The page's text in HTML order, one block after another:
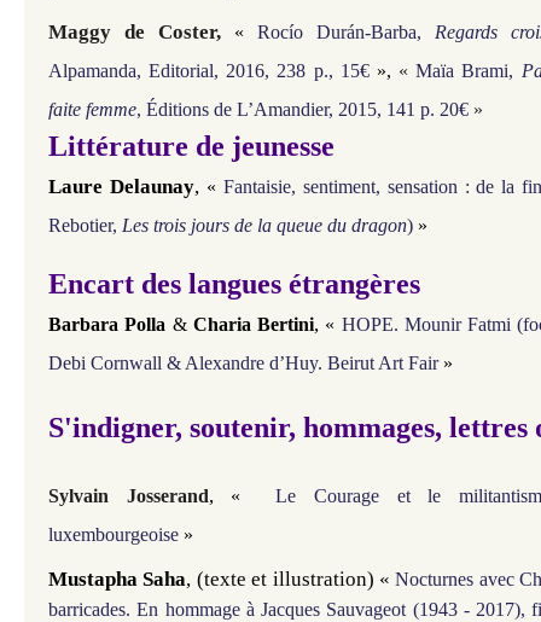
Maggy de Coster, « Rocío Durán-Barba, Regards
Alpamanda, Editorial, 2016, 238 p., 15€ », « Maïa Brami,
faite femme, Éditions de L’Amandier, 2015, 141 p. 20€ »
Littérature de jeunesse
Laure Delaunay, « Fantaisie, sentiment, sensation : de la
Rebotier, Les trois jours de la queue du dragon) »
Encart des langues étrangères
Barbara Polla &Charia Bertini, « HOPE. Mounir Fatmi
Debi Cornwall & Alexandre d’Huy. Beirut Art Fair »
S'indigner, soutenir, hommages, lettres
Sylvain Josserand, «
Le Courage et le
luxembourgeoise »
Mustapha Saha, (texte et illustration) « Nocturnes avec
barricades. En hommage à Jacques Sauvageot (1943 - 2017),